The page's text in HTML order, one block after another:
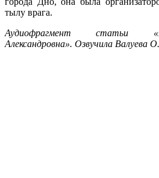
тылу врага.
Аудиофрагмент статьи
Александровна». Озвучила Валуева